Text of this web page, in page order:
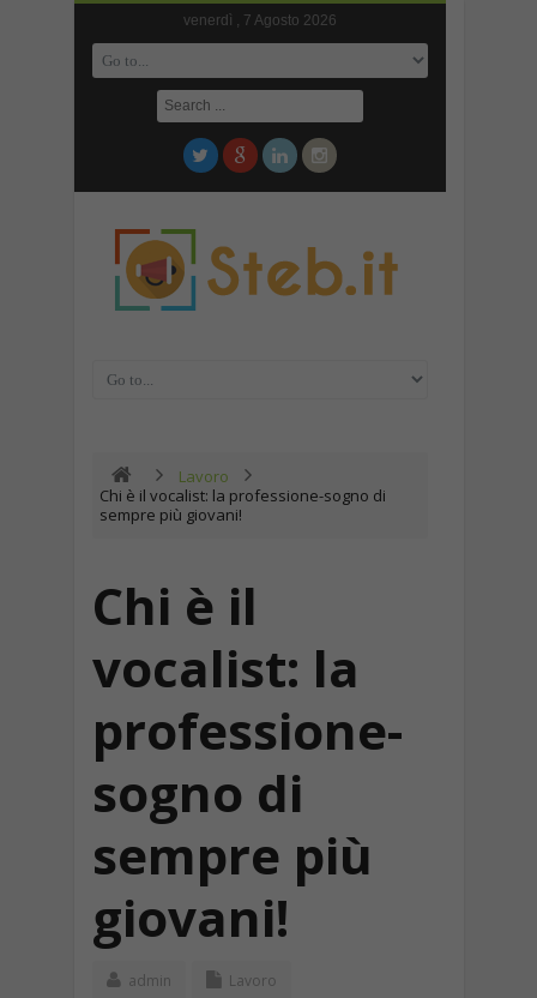
venerdì , 7 Agosto 2026
Lavoro
Chi è il vocalist: la professione-sogno di
sempre più giovani!
Chi è il
vocalist: la
professione-
sogno di
sempre più
giovani!
admin Lavoro